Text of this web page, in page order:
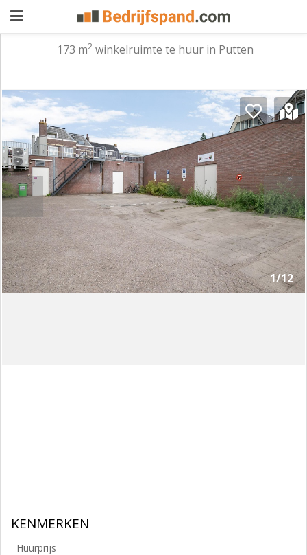
aanbieden
Pand
zoeken
Waarom
adverteren
Premium
adverteren
Blog
Registreren
Login
173 m2winkelruimte te huur in Putten
1/12
KENMERKEN
Huurprijs